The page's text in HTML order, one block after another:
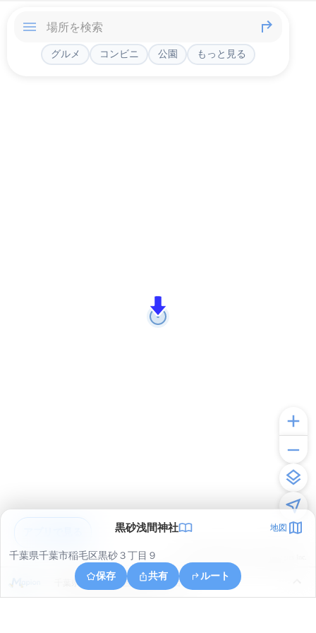
グルメ コンビニ 公園 もっと見る
黒砂浅間神社 地図
千葉県千葉市稲毛区黒砂３丁目９
保存
共有 ルート
千葉県千葉市中央区新千葉３丁目１